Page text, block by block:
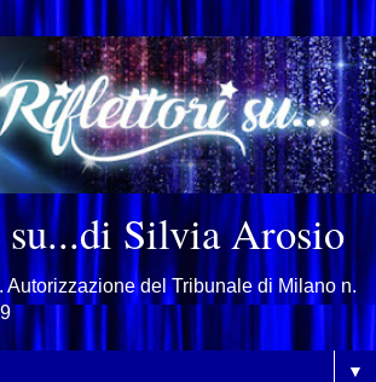
Silvia Arosio
Autorizzazione del Tribunale di Milano n.
▼